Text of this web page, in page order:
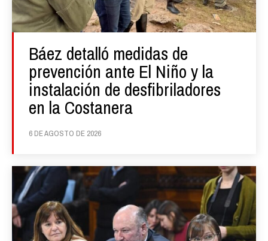
Báez detalló medidas de
prevención ante El Niño y la
instalación de desfibriladores
en la Costanera
6 DE AGOSTO DE 2026